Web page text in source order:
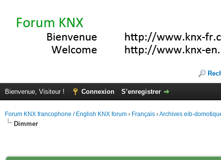
Bienvenue, Visiteur ! Connexion S’enregistrer
Forum KNX francophone / English KNX forum › Français ›Archives eib-
Dimmer